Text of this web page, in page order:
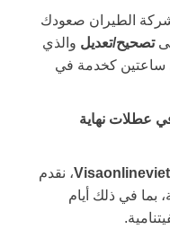
الطيران صعودك
تصحيح/تعديل والذي
ساعتين كخدمة في
عطلات نهاية
، نقدم
في السنة، بما في ذلك أيام